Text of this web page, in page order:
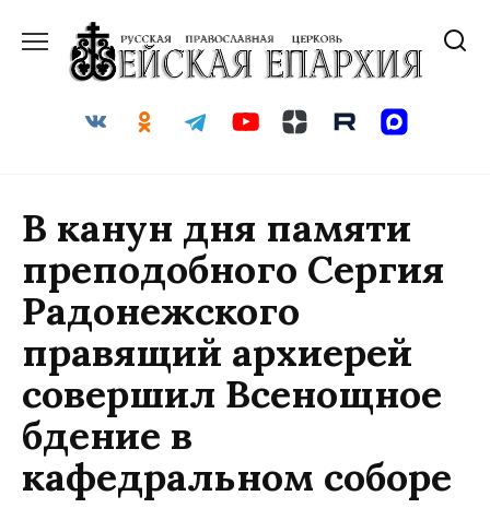
содержанию
В канун дня памяти
преподобного Сергия
Радонежского
правящий архиерей
совершил Всенощное
бдение в
кафедральном соборе